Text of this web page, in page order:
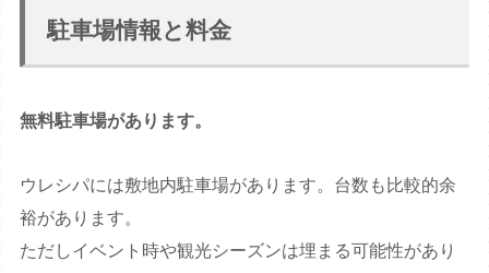
駐車場情報と料金
無料駐車場があります。
ウレシパには敷地内駐車場があります。台数も比較的余
裕があります。
ただしイベント時や観光シーズンは埋まる可能性があり